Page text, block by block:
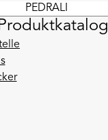
PEDRALI